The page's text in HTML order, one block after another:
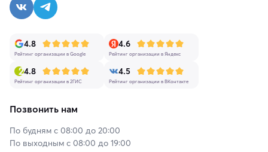
4.8
Рейтинг организации в Google
4.6
Рейтинг организации в Яндекс
4.8
Рейтинг организации в 2ГИС
4.5
Рейтинг организации в ВКонтакте
Позвонить нам
По будням с 08:00 до 20:00
По выходным с 08:00 до 19:00